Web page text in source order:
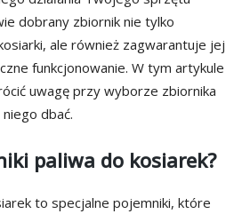
dobrany zbiornik nie tylko
ale również zagwarantuje jej
funkcjonowanie. W tym artykule
uwagę przy wyborze zbiornika
dbać.
paliwa do kosiarek?
to specjalne pojemniki, które